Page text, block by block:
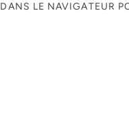
LE NAVIGATEUR